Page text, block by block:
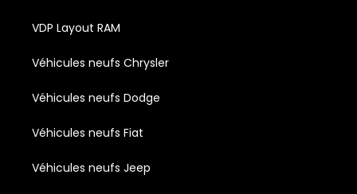
VDP Layout RAM
Véhicules neufs Chrysler
Véhicules neufs Dodge
Véhicules neufs Fiat
Véhicules neufs Jeep